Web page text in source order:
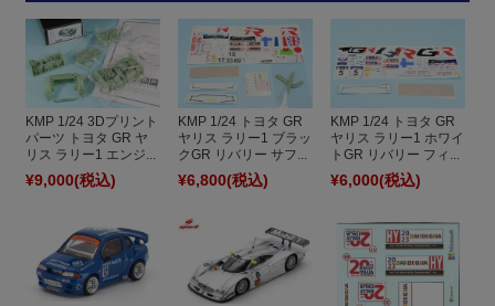
KMP 1/24 3Dプリント
パーツ トヨタ GR ヤ
リス ラリー1 エンジ...
¥9,000(税込)
KMP 1/24 トヨタ GR
ヤリス ラリー1 ブラッ
クGR リバリー サフ...
¥6,800(税込)
KMP 1/24 トヨタ GR
ヤリス ラリー1 ホワイ
トGR リバリー フィ...
¥6,000(税込)